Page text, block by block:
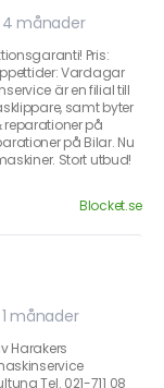
4 månader
Pris:
Vardagar
är en filial till
samt byter
reparationer på
på Bilar. Nu
Stort utbud!
Blocket.se
månader
Harakers
Tel. 021-711 08